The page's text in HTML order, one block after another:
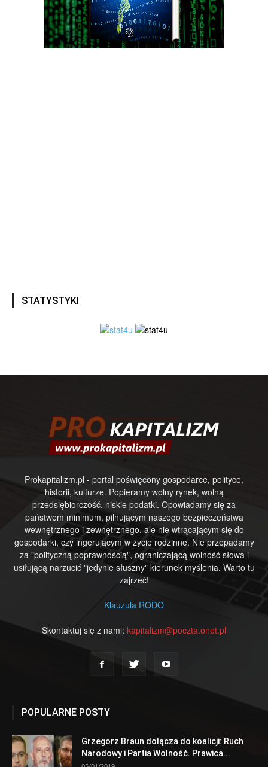
STATYSTYKI
Prokapitalizm.pl - portal poświęcony gospodarce, polityce,
historii, kulturze. Popieramy wolny rynek, wolną
przedsiębiorczość, niskie podatki. Opowiadamy się za
państwem minimum, pilnującym naszego bezpieczeństwa
wewnętrznego i zewnętrznego, ale nie wtrącającym się do
gospodarki, czy ingerującym w życie rodzinne. Nie przepadamy
za "polityczną poprawnością", ograniczającą wolność słowa i
usiłującą narzucić "jedynie słuszny" kierunek myślenia. Warto tu
zajrzeć!
Klauzula RODO
Skontaktuj się z nami: kapitalizm@poczta.onet.pl
POPULARNE POSTY
Grzegorz Braun dołącza do koalicji: Ruch
Narodowy i Partia Wolność. Prawica...